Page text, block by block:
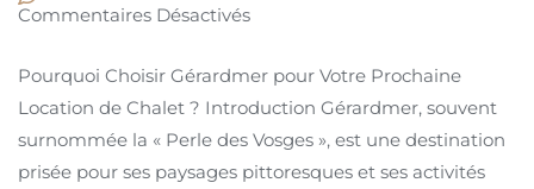
Commentaires Désactivés
Pourquoi Choisir Gérardmer pour Votre Prochaine
Location de Chalet ? Introduction Gérardmer, souvent
surnommée la « Perle des Vosges », est une destination
prisée pour ses paysages pittoresques et ses activités